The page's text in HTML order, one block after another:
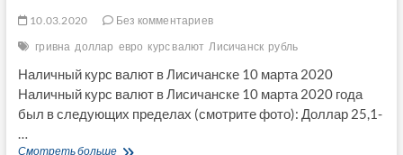
10.03.2020
Без комментариев
гривна доллар евро курс валют Лисичанск рубль
Наличный курс валют в Лисичанске 10 марта 2020
Наличный курс валют в Лисичанске 10 марта 2020 года
был в следующих пределах (смотрите фото): Доллар 25,1-
…
Смотреть большеНаличный